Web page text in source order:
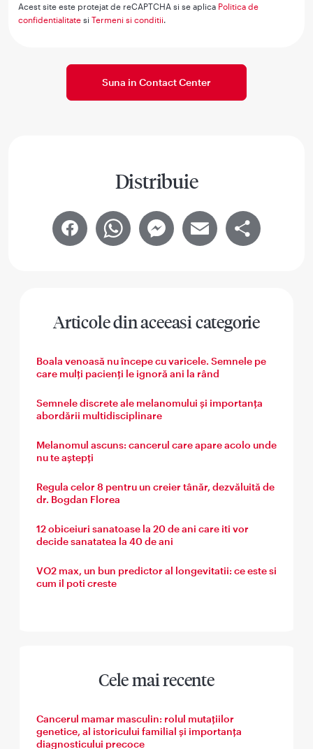
Acest site este protejat de reCAPTCHA si se aplica Politica de
confidentialitate siTermeni si conditii
Suna in Contact Center
Distribuie
Articole din aceeasi categorie
Boala venoasă nu începe cu varicele. Semnele pe
care mulți pacienți le ignoră ani la rând
Semnele discrete ale melanomului și importanța
abordării multidisciplinare
Melanomul ascuns: cancerul care apare acolo unde
nu te aștepți
Regula celor 8 pentru un creier tânăr, dezvăluită de
dr. Bogdan Florea
12 obiceiuri sanatoase la 20 de ani care iti vor
decide sanatatea la 40 de ani
VO2 max, un bun predictor al longevitatii: ce este si
cum il poti creste
Cele mai recente
Cancerul mamar masculin: rolul mutațiilor
genetice, al istoricului familial și importanța
diagnosticului precoce